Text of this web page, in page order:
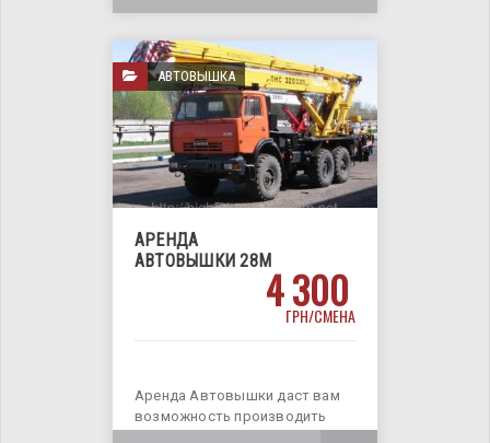
АВТОВЫШКА
АРЕНДА
АВТОВЫШКИ 28М
4 300
ГРН/СМЕНА
Аренда Автовышки даст вам
возможность производить